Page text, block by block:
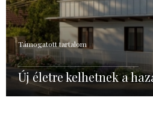
Támogatott tartalom
Új életre kelhetnek a